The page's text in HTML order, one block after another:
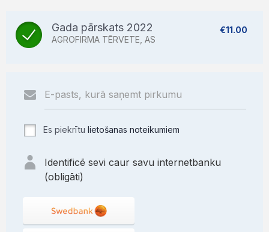
Gada pārskats 2022
AGROFIRMA TĒRVETE, AS
€11.00
Es piekrītu lietošanas noteikumiem
Identificē sevi caur savu internetbanku
(obligāti)